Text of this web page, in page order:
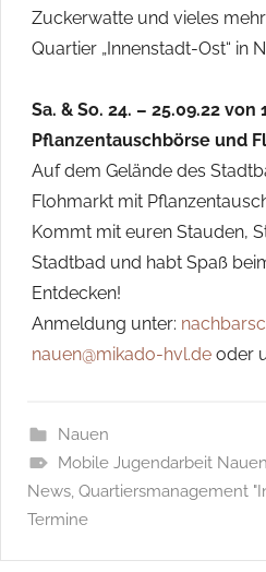
Zuckerwatte und vieles
Quartier „Innenstadt-Ost“ in
Sa. & So. 24. – 25.09.22 von
Pflanzentauschbörse und
Auf dem Gelände des
Flohmarkt mit
Kommt mit euren Stauden,
Stadtbad und habt Spaß
Entdecken!
Anmeldung unter:
nauen@mikado-hvl.deoder
Nauen
Mobile Jugendarbeit Nauen
News, Quartiersmanagement
Termine